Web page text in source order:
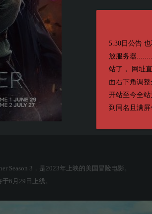
5.30日公告
放服务器
站了， 网址
面右下角调
开站至今全
到同名且满
Season 3，是2023年上映的美国冒险电影。
6月29日上线。